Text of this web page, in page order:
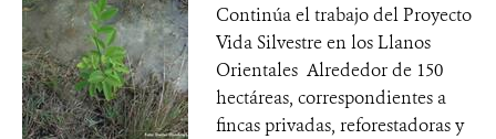
Continúa el trabajo del Proyecto
Vida Silvestre en los Llanos
Orientales Alrededor de 150
hectáreas, correspondientes a
fincas privadas, reforestadoras y